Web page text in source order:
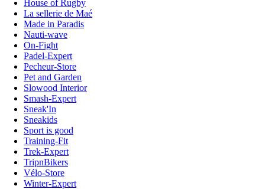
House of Rugby
La sellerie de Maé
Made in Paradis
Nauti-wave
On-Fight
Padel-Expert
Pecheur-Store
Pet and Garden
Slowood Interior
Smash-Expert
Sneak'In
Sneakids
Sport is good
Training-Fit
Trek-Expert
TripnBikers
Vélo-Store
Winter-Expert